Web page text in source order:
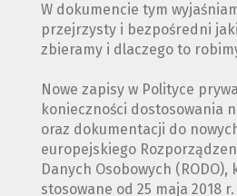
W dokumencie tym
przejrzysty i bezpośredni
zbieramy i dlaczego to
Nowe zapisy w Polityce
konieczności dostosowania
oraz dokumentacji do
europejskiego
Danych Osobowych
stosowane od 25 maja 2018 r.